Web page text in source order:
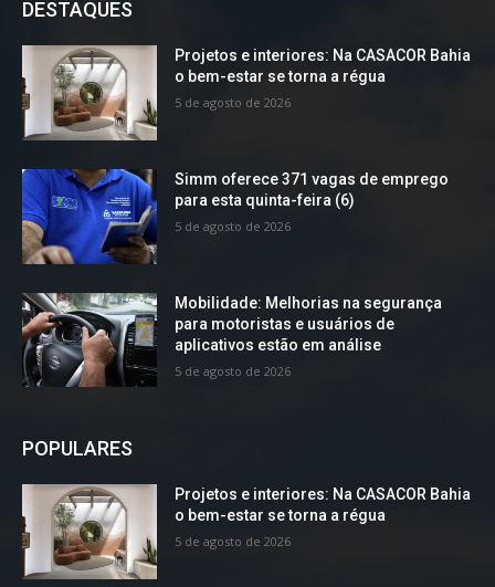
DESTAQUES
Projetos e interiores: Na CASACOR Bahia
o bem-estar se torna a régua
5 de agosto de 2026
Simm oferece 371 vagas de emprego
para esta quinta-feira (6)
5 de agosto de 2026
Mobilidade: Melhorias na segurança
para motoristas e usuários de
aplicativos estão em análise
5 de agosto de 2026
POPULARES
Projetos e interiores: Na CASACOR Bahia
o bem-estar se torna a régua
5 de agosto de 2026